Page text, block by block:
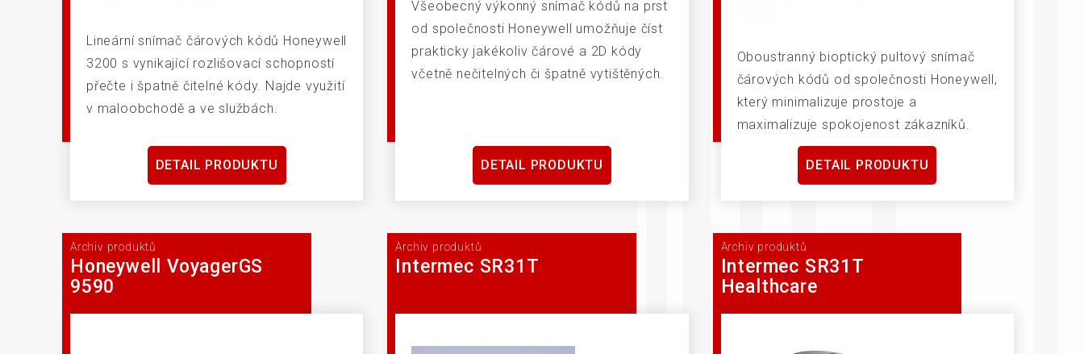
Lineární snímač čárových kódů Honeywell
3200 s vynikající rozlišovací schopností
přečte i špatně čitelné kódy. Najde využití
v maloobchodě a ve službách.
DETAIL PRODUKTU
Všeobecný výkonný snímač kódů na prst
od společnosti Honeywell umožňuje číst
prakticky jakékoliv čárové a 2D kódy
včetně nečitelných či špatně vytištěných.
DETAIL PRODUKTU
Oboustranný bioptický pultový snímač
čárových kódů od společnosti Honeywell,
který minimalizuje prostoje a
maximalizuje spokojenost zákazníků.
DETAIL PRODUKTU
Archiv produktů
Honeywell VoyagerGS
9590
Archiv produktů
Intermec SR31T
Archiv produktů
Intermec SR31T
Healthcare